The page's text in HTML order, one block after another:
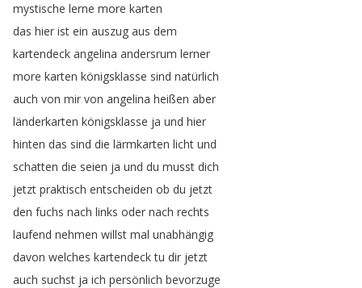
mystische lerne more karten
das hier ist ein auszug aus dem
kartendeck angelina andersrum lerner
more karten königsklasse sind natürlich
auch von mir von angelina heißen aber
länderkarten königsklasse ja und hier
hinten das sind die lärmkarten licht und
schatten die seien ja und du musst dich
jetzt praktisch entscheiden ob du jetzt
den fuchs nach links oder nach rechts
laufend nehmen willst mal unabhängig
davon welches kartendeck tu dir jetzt
auch suchst ja ich persönlich bevorzuge